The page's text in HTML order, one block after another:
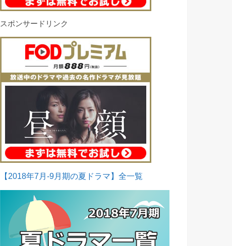
スポンサードリンク
【2018年7月-9月期の夏ドラマ】全一覧